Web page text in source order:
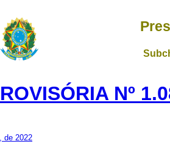
Nº
de 2022